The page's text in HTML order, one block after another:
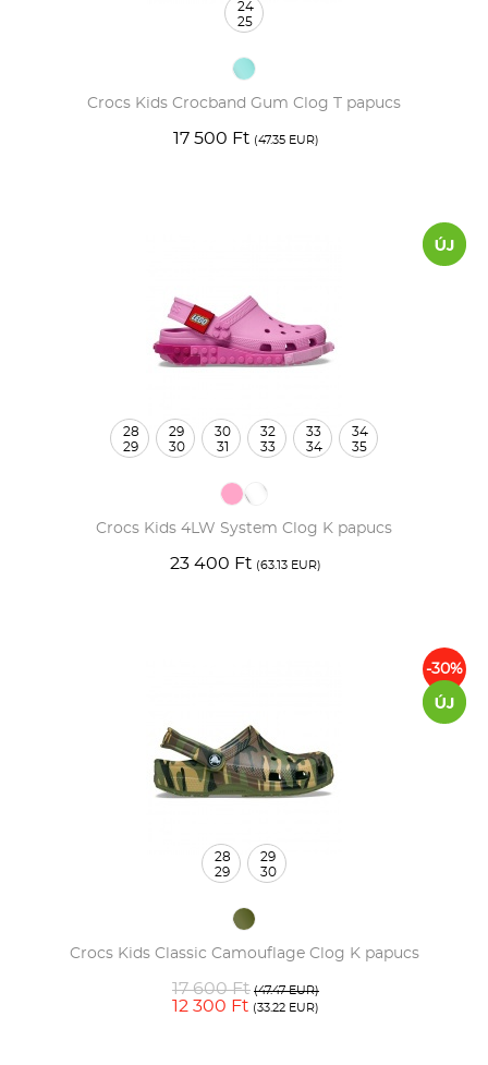
Crocs Kids Crocband Gum Clog T papucs
17 500 Ft (47.35 EUR)
24
25
Crocs Kids 4LW System Clog K papucs
23 400 Ft (63.13 EUR)
28
29
29
30
30
31
32
33
33
34
34
35
-30%
Crocs Kids Classic Camouflage Clog K papucs
17 600 Ft (47.47 EUR)
12 300 Ft (33.22 EUR)
28
29
29
30